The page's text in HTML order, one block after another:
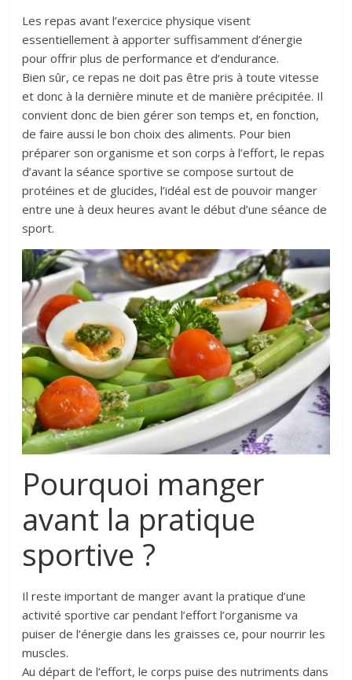
Les repas avant l’exercice physique visent
essentiellement à apporter suffisamment d’énergie
pour offrir plus de performance et d’endurance.
Bien sûr, ce repas ne doit pas être pris à toute vitesse
et donc à la dernière minute et de manière précipitée. Il
convient donc de bien gérer son temps et, en fonction,
de faire aussi le bon choix des aliments. Pour bien
préparer son organisme et son corps à l’effort, le repas
d’avant la séance sportive se compose surtout de
protéines et de glucides, l’idéal est de pouvoir manger
entre une à deux heures avant le début d’une séance de
sport.
Pourquoi manger
avant la pratique
sportive ?
Il reste important de manger avant la pratique d’une
activité sportive car pendant l’effort l’organisme va
puiser de l’énergie dans les graisses ce, pour nourrir les
muscles.
Au départ de l’effort, le corps puise des nutriments dans